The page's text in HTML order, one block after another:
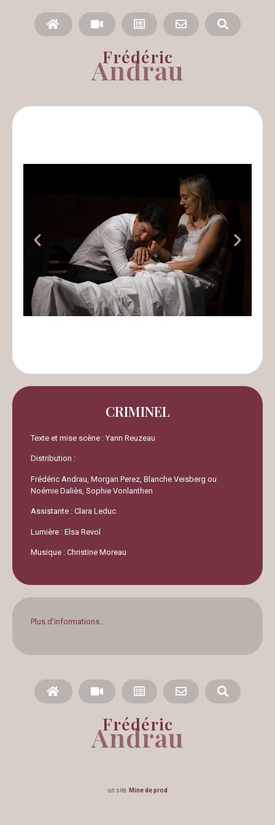
Frédéric
Andrau
CRIMINEL
Texte et mise scène : Yann Reuzeau
Distribution :
Frédéric Andrau, Morgan Perez, Blanche Veisberg ou
Noémie Daliès, Sophie Vonlanthen
Assistante : Clara Leduc
Lumière : Elsa Revol
Musique : Christine Moreau
Plus d’informations….
Frédéric
Andrau
un site Mine de prod